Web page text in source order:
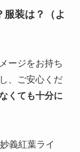
服装は？（よ
ージをお持ち
、ご安心くだ
くても十分に
義紅葉ライ